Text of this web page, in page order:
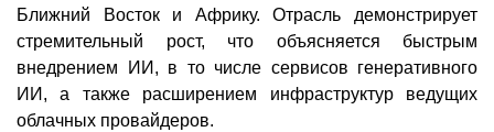
Ближний Восток и Африку. Отрасль демонстрирует
стремительный рост, что объясняется быстрым
внедрением ИИ, в то числе сервисов генеративного
ИИ, а также расширением инфраструктур ведущих
облачных провайдеров.